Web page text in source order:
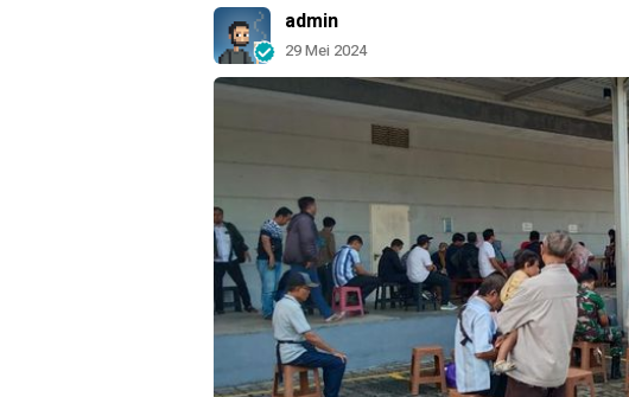
admin
29 Mei 2024